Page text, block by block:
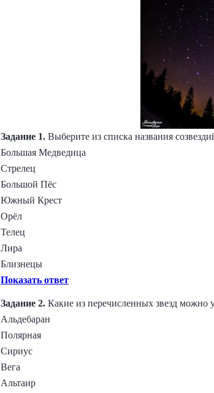
Задание 1. Выберите из списка названия
Большая Медведица
Стрелец
Большой Пёс
Южный Крест
Орёл
Телец
Лира
Близнецы
Показать ответ
Задание 2. Какие из перечисленных звезд можно
Альдебаран
Полярная
Сириус
Вега
Альтаир